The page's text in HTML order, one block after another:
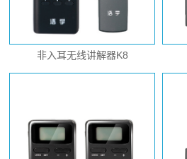
非入耳无线讲解器K8